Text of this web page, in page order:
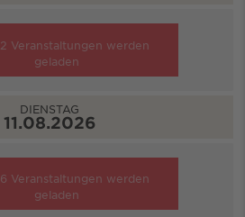
2 Veranstaltungen werden
geladen
DIENSTAG
11.08.2026
6 Veranstaltungen werden
geladen